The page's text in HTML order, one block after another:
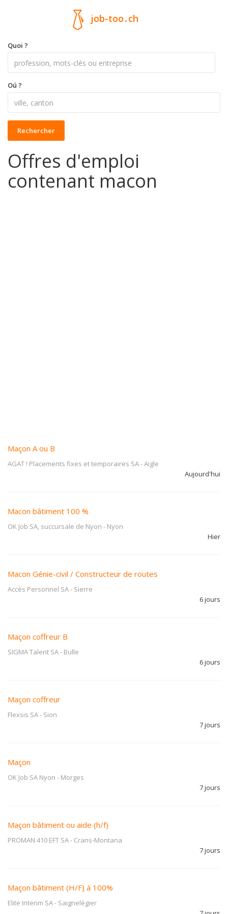
job-too.ch
Quoi ?
Oú ?
Rechercher
Offres d'emploi
contenant macon
Maçon A ou B
AGAT ! Placements fixes et temporaires SA-Aigle
Aujourd'hui
Macon bâtiment 100 %
OK Job SA, succursale de Nyon - Nyon
Hier
Macon Génie-civil / Constructeur de routes
Accès Personnel SA- Sierre
6 jours
Maçon coffreur B
SIGMA Talent SA- Bulle
6 jours
Maçon coffreur
Flexsis SA- Sion
7 jours
Maçon
OK Job SA Nyon - Morges
7 jours
Maçon bâtiment ou aide (h/f)
PROMAN 410 EFT SA- Crans-Montana
7 jours
Maçon bâtiment (H/F) à 100%
Elite Interim SA- Saignelégier